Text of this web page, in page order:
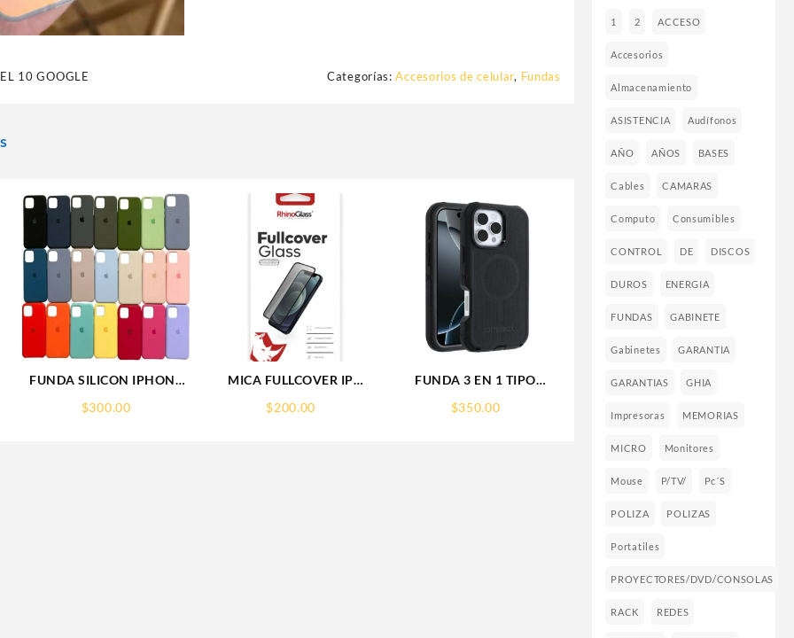
10 GOOGLE Categorías:Accesorios de celular, Fundas
FUNDA SILICON IPHONE
$300.00
MICA FULLCOVER IP
RHINOGLASS
$200.00
FUNDA 3 EN 1 TIPO
SAM S26 ULTRA SAMSUNG
$350.00
1 2 ACCESO
Accesorios
Almacenamiento
ASISTENCIA Audífonos
AÑO AÑOS BASES
Cables CAMARAS
Computo Consumibles
CONTROL DE DISCOS
DUROS ENERGIA
FUNDAS GABINETE
Gabinetes GARANTIA
GARANTIAS GHIA
Impresoras MEMORIAS
MICRO Monitores
Mouse P/TV/ Pc´s
POLIZA POLIZAS
Portatiles
PROYECTORES/DVD/CONSOLAS
RACK REDES